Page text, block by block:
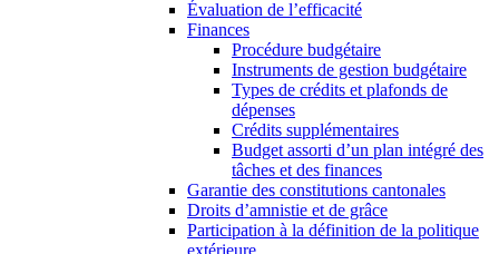
Évaluation de l’efficacité
Finances
Procédure budgétaire
Instruments de gestion budgétaire
Types de crédits et plafonds de
dépenses
Crédits supplémentaires
Budget assorti d’un plan intégré des
tâches et des finances
Garantie des constitutions cantonales
Droits d’amnistie et de grâce
Participation à la définition de la politique